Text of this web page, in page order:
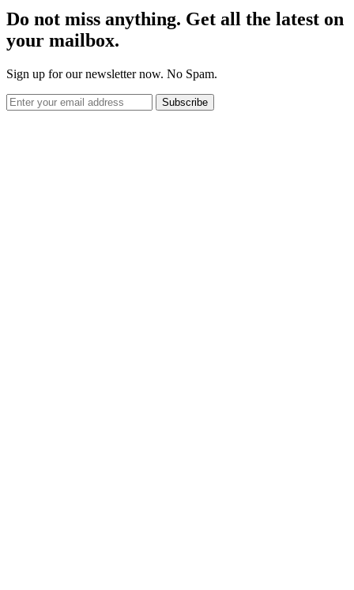
Do not miss anything. Get all the latest on
your mailbox.
Sign up for our newsletter now. No Spam.